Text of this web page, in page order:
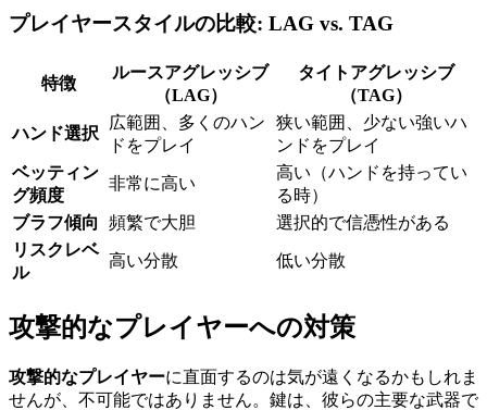
プレイヤースタイルの比較: LAG vs. TAG
特徴
ルースアグレッシブ
（LAG）
タイトアグレッシブ
（TAG）
ハンド選択
広範囲、多くのハン
ドをプレイ
狭い範囲、少ない強いハ
ンドをプレイ
ベッティン
グ頻度
非常に高い
高い（ハンドを持ってい
る時）
ブラフ傾向
頻繁で大胆
選択的で信憑性がある
リスクレベ
ル
高い分散 低い分散
攻撃的なプレイヤーへの対策
攻撃的なプレイヤーに直面するのは気が遠くなるかもしれま
せんが、不可能ではありません。鍵は、彼らの主要な武器で